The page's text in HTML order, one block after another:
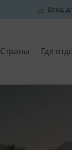
Вход
Страны Где